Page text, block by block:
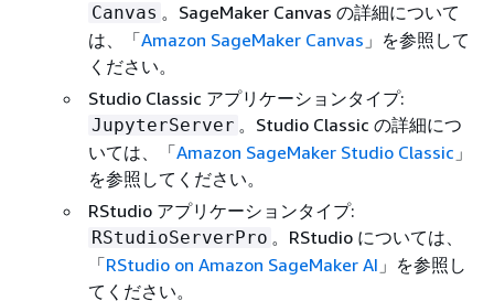
Canvas 。SageMaker Canvas の詳細について
は、「Amazon SageMaker Canvas 」を参照して
ください。
Studio Classic アプリケーションタイプ:
JupyterServer 。Studio Classic の詳細につ
いては、「Amazon SageMaker Studio Classic 」
を参照してください。
RStudio アプリケーションタイプ:
RStudioServerPro 。RStudio については、
「RStudio on Amazon SageMaker AI 」を参照し
てください。